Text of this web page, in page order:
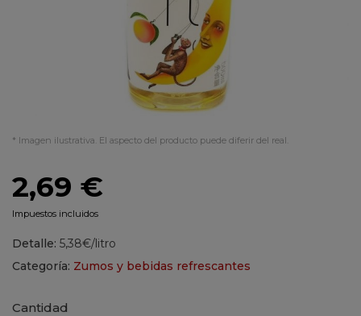
* Imagen ilustrativa. El aspecto del producto puede diferir del real.
2,69 €
Impuestos incluidos
Detalle: 5,38€/litro
Categoría: Zumos y bebidas refrescantes
Cantidad